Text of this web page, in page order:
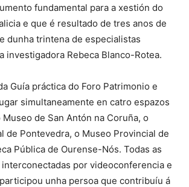
fundamental para a xestión do
e que é resultado de tres anos de
dunha trintena de especialistas
investigadora Rebeca Blanco-Rotea.
Guía práctica do Foro Patrimonio e
simultaneamente en catro espazos
de San Antón na Coruña, o
de Pontevedra, o Museo Provincial de
Pública de Ourense-Nós. Todas as
por videoconferencia e
unha persoa que contribuíu á